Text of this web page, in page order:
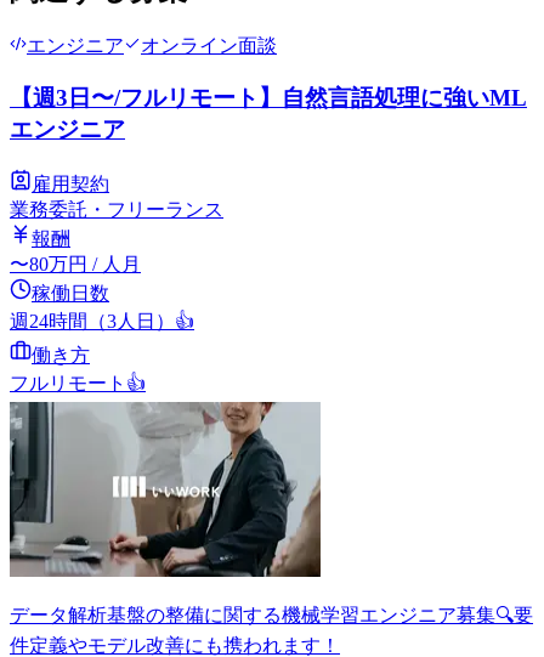
エンジニア オンライン面談
【週3日〜/フルリモート】自然言語処理に強いML
エンジニア
雇用契約
業務委託・フリーランス
報酬
〜80万円 / 人月
稼働日数
週24時間（3人日） 👍
働き方
フルリモート 👍
データ解析基盤の整備に関する機械学習エンジニア募集🔍要
件定義やモデル改善にも携われます！